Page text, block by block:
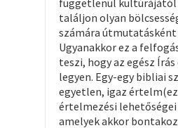
függetlenül kultúrájától
találjon olyan
számára
Ugyanakkor ez a
teszi, hogy az egész
legyen. Egy-egy bibliai
egyetlen, igaz
értelmezési lehetőségei
amelyek akkor